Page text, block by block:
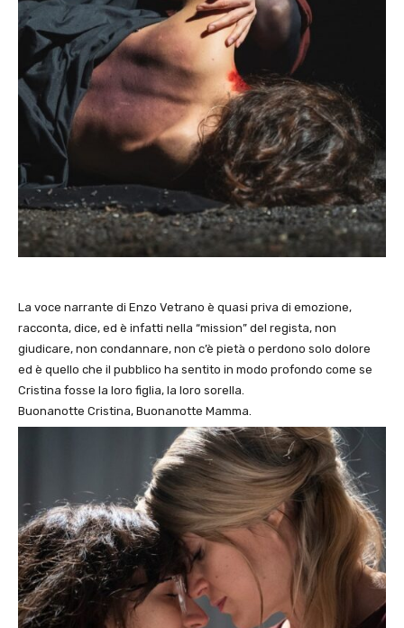
La voce narrante di Enzo Vetrano è quasi priva di emozione,
racconta, dice, ed è infatti nella “mission” del regista, non
giudicare, non condannare, non c’è pietà o perdono solo dolore
ed è quello che il pubblico ha sentito in modo profondo come se
Cristina fosse la loro figlia, la loro sorella.
Buonanotte Cristina, Buonanotte Mamma.